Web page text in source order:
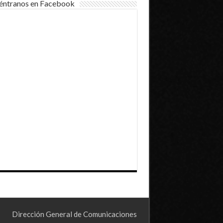
en Facebook
Dirección General de Comunicaciones